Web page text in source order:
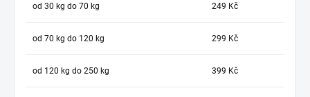
od 30 kg do 70 kg 249 Kč
od 70 kg do 120 kg 299 Kč
od 120 kg do 250 kg 399 Kč